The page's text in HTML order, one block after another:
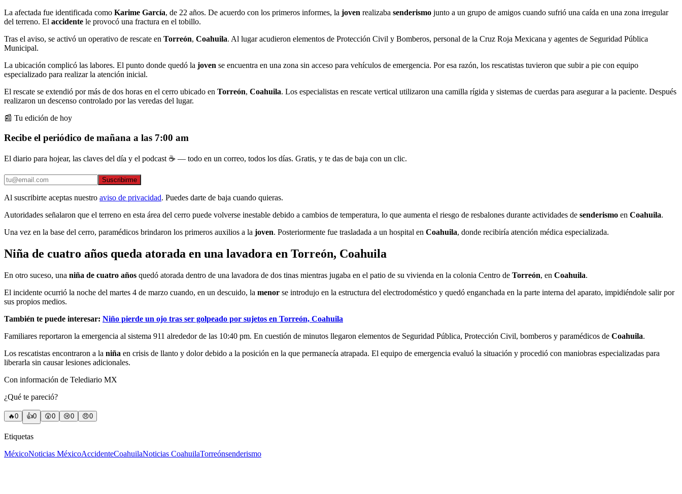
La afectada fue identificada como Karime García, de 22 años. De acuerdo con los primeros informes, la joven realizaba senderismo junto a un grupo de amigos cuando sufrió una caída en una zona irregular
del terreno. El accidente le provocó una fractura en el tobillo.
Tras el aviso, se activó un operativo de rescate en Torreón, Coahuila. Al lugar acudieron elementos de Protección Civil y Bomberos, personal de la Cruz Roja Mexicana y agentes de Seguridad Pública
Municipal.
La ubicación complicó las labores. El punto donde quedó la joven se encuentra en una zona sin acceso para vehículos de emergencia. Por esa razón, los rescatistas tuvieron que subir a pie con equipo
especializado para realizar la atención inicial.
El rescate se extendió por más de dos horas en el cerro ubicado en Torreón, Coahuila. Los especialistas en rescate vertical utilizaron una camilla rígida y sistemas de cuerdas para asegurar a la paciente. Después
realizaron un descenso controlado por las veredas del lugar.
📰 Tu edición de hoy
Recibe el periódico de mañana a las 7:00 am
El diario para hojear, las claves del día y el podcast ☕ — todo en un correo, todos los días. Gratis, y te das de baja con un clic.
Suscribirme
Al suscribirte aceptas nuestro aviso de privacidad. Puedes darte de baja cuando quieras.
Autoridades señalaron que el terreno en esta área del cerro puede volverse inestable debido a cambios de temperatura, lo que aumenta el riesgo de resbalones durante actividades de senderismo en Coahuila.
Una vez en la base del cerro, paramédicos brindaron los primeros auxilios a la joven. Posteriormente fue trasladada a un hospital en Coahuila, donde recibiría atención médica especializada.
Niña de cuatro años queda atorada en una lavadora en Torreón, Coahuila
En otro suceso, una niña de cuatro años quedó atorada dentro de una lavadora de dos tinas mientras jugaba en el patio de su vivienda en la colonia Centro de Torreón, en Coahuila.
El incidente ocurrió la noche del martes 4 de marzo cuando, en un descuido, la menor se introdujo en la estructura del electrodoméstico y quedó enganchada en la parte interna del aparato, impidiéndole salir por
sus propios medios.
También te puede interesar: Niño pierde un ojo tras ser golpeado por sujetos en Torreón, Coahuila
Familiares reportaron la emergencia al sistema 911 alrededor de las 10:40 pm. En cuestión de minutos llegaron elementos de Seguridad Pública, Protección Civil, bomberos y paramédicos de Coahuila.
Los rescatistas encontraron a la niña en crisis de llanto y dolor debido a la posición en la que permanecía atrapada. El equipo de emergencia evaluó la situación y procedió con maniobras especializadas para
liberarla sin causar lesiones adicionales.
Con información de Telediario MX
¿Qué te pareció?
🔥0 👍0 😲0 😢0 😠0
Etiquetas
MéxicoNoticias MéxicoAccidenteCoahuilaNoticias CoahuilaTorreónsenderismo